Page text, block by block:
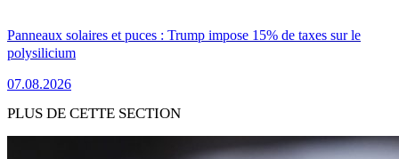
Panneaux solaires et puces : Trump impose 15% de taxes sur le
polysilicium
07.08.2026
PLUS DE CETTE SECTION